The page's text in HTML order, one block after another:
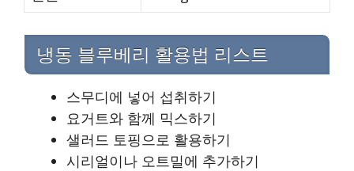
냉동 블루베리 활용법 리스트
스무디에 넣어 섭취하기
요거트와 함께 믹스하기
샐러드 토핑으로 활용하기
시리얼이나 오트밀에 추가하기